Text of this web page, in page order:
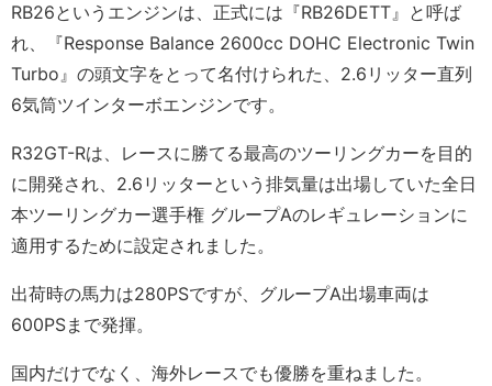
RB26というエンジンは、正式には『RB26DETT』と呼ば
れ、『Response Balance 2600cc DOHC Electronic Twin
Turbo』の頭文字をとって名付けられた、2.6リッター直列
6気筒ツインターボエンジンです。
R32GT-Rは、レースに勝てる最高のツーリングカーを目的
に開発され、2.6リッターという排気量は出場していた全日
本ツーリングカー選手権 グループAのレギュレーションに
適用するために設定されました。
出荷時の馬力は280PSですが、グループA出場車両は
600PSまで発揮。
国内だけでなく、海外レースでも優勝を重ねました。